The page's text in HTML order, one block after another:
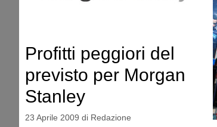
Profitti peggiori del
previsto per Morgan
Stanley
23 Aprile 2009 di Redazione